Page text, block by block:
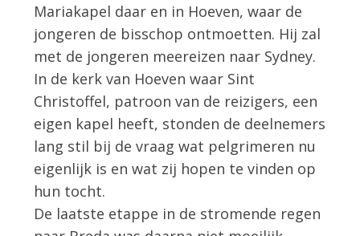
Mariakapel daar en in Hoeven, waar de
jongeren de bisschop ontmoetten. Hij zal
met de jongeren meereizen naar Sydney.
In de kerk van Hoeven waar Sint
Christoffel, patroon van de reizigers, een
eigen kapel heeft, stonden de deelnemers
lang stil bij de vraag wat pelgrimeren nu
eigenlijk is en wat zij hopen te vinden op
hun tocht.
De laatste etappe in de stromende regen